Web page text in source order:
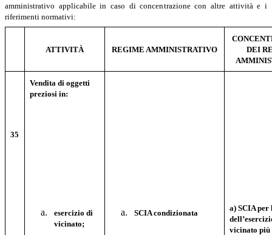
amministrativo applicabile in caso di concentrazione con altre attività e i
riferimenti normativi:
ATTIVITÀ REGIME AMMINISTRATIVO
DEI
35
Vendita di oggetti
preziosi in:
esercizio di
vicinato;
SCIA condizionata
a) SCIA per
vicinato più